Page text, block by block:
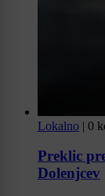
Lokalno | 0
Preklic
Dolenjcev